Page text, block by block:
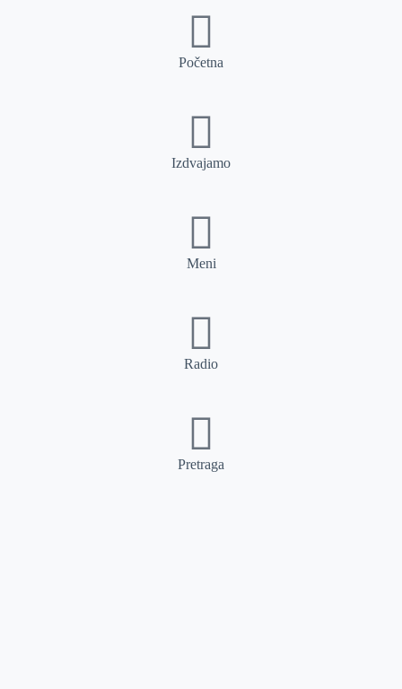
Početna
Izdvajamo
Meni
Radio
Pretraga